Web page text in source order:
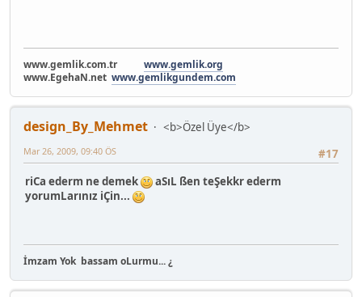
www.gemlik.com.tr www.gemlik.org
www.EgehaN.net www.gemlikgundem.com
design_By_Mehmet
<b>Özel Üye</b>
#17
Mar 26, 2009, 09:40 ÖS
riCa ederm ne demek
aSıL ßen teŞekkr ederm
yorumLarınız iÇin...
İmzam Yok bassam oLurmu... ¿